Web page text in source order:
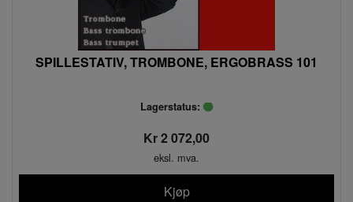
SPILLESTATIV, TROMBONE, ERGOBRASS 101
Lagerstatus:
Kr 2 072,00
eksl. mva.
Kjøp